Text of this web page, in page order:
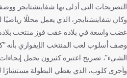
التصريحات التي أدلى بها شفاينشتايجر
وكان شفاينشتايجر، الذي يعمل محللًا رياضيًا
وصف أسلوب لعب المنتخب الإيفواري بأنه
الشيء"، تصريح اعتبره كثيرون يحمل
وأجرى كلوب، الذي يغطي البطولة مستشارًا